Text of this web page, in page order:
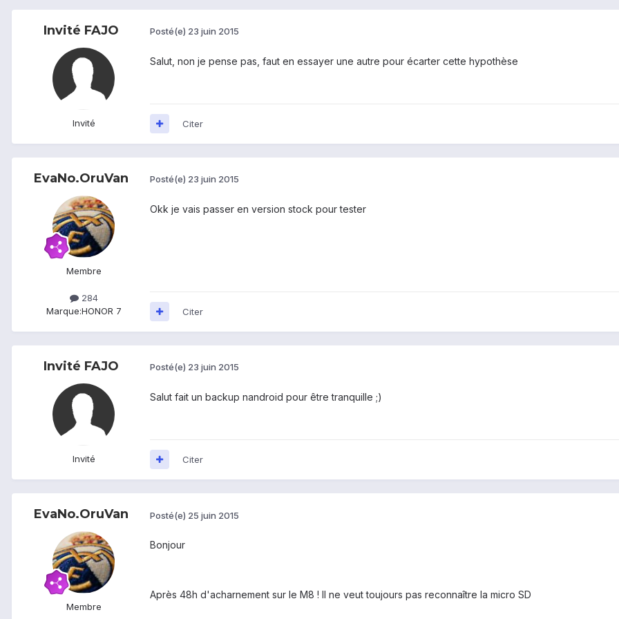
Invité FAJO
Invité
Posté(e) 23 juin 2015
Salut, non je pense pas, faut en essayer une autre pour écarter cette hypothèse
Citer
EvaNo.OruVan
Membre
284
Marque:HONOR 7
Posté(e) 23 juin 2015
Okk je vais passer en version stock pour tester
Citer
Invité FAJO
Invité
Posté(e) 23 juin 2015
Salut fait un backup nandroid pour être tranquille ;)
Citer
EvaNo.OruVan
Membre
Posté(e) 25 juin 2015
Bonjour
Après 48h d'acharnement sur le M8 ! Il ne veut toujours pas reconnaître la micro SD